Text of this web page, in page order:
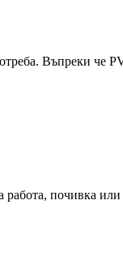
Въпреки че
работа, почивка